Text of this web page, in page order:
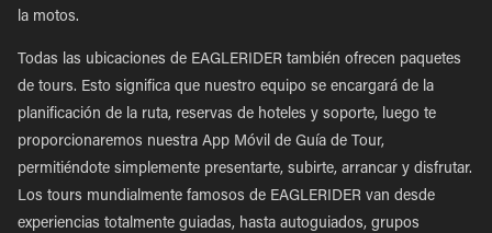
la motos.
Todas las ubicaciones de EAGLERIDER también ofrecen paquetes
de tours. Esto significa que nuestro equipo se encargará de la
planificación de la ruta, reservas de hoteles y soporte, luego te
proporcionaremos nuestra App Móvil de Guía de Tour,
permitiéndote simplemente presentarte, subirte, arrancar y disfrutar.
Los tours mundialmente famosos de EAGLERIDER van desde
experiencias totalmente guiadas, hasta autoguiados, grupos